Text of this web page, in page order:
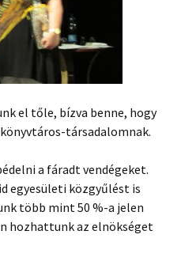
el tőle, bízva benne, hogy
társadalomnak.
a fáradt vendégeket.
egyesületi közgyűlést is
több mint 50 %-a jelen
hozhattunk az elnökséget